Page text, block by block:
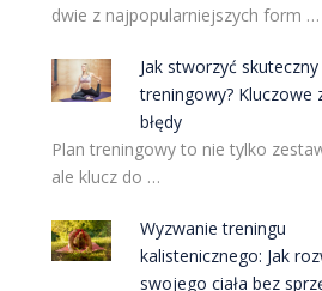
dwie z najpopularniejszych form …
Jak stworzyć skuteczny
treningowy? Kluczowe
błędy
Plan treningowy to nie tylko
ale klucz do …
Wyzwanie treningu
kalistenicznego: Jak
swojego ciała bez